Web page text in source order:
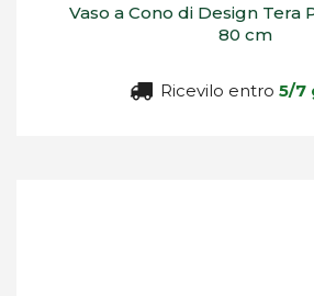
Vaso a Cono di Design Tera
80 cm
Ricevilo entro 5/7